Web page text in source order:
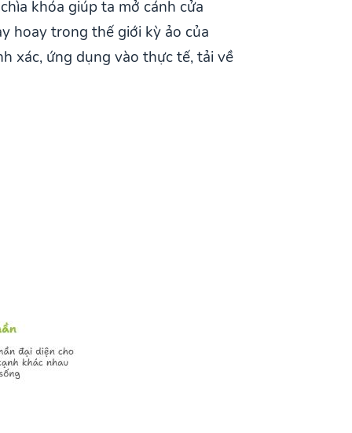
khóa giúp ta mở cánh cửa
hoay trong thế giới kỳ ảo của
xác, ứng dụng vào thực tế, tải về